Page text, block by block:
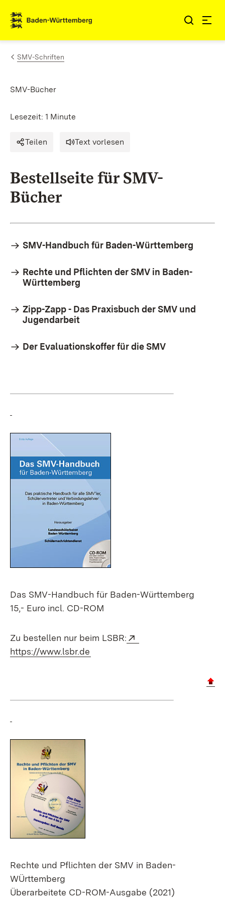
Zum Inhalt springen
Link zur Startseite
SMV-Schriften
SMV-Bücher
Lesezeit: 1 Minute
Teilen Text vorlesen
Bestellseite für SMV-
Bücher
SMV-Handbuch für Baden-Württemberg
Rechte und Pflichten der SMV in Baden-
Württemberg
Zipp-Zapp - Das Praxisbuch der SMV und
Jugendarbeit
Der Evaluationskoffer für die SMV
Das SMV-Handbuch für Baden-Württemberg
15,- Euro incl. CD-ROM
Zu bestellen nur beim LSBR:
https://www.lsbr.de
Rechte und Pflichten der SMV in Baden-
WÜrttemberg
Überarbeitete CD-ROM-Ausgabe (2021)